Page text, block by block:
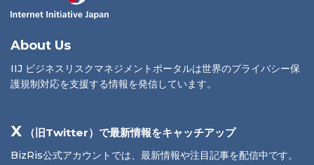
About Us
IIJ ビジネスリスクマネジメントポータルは世界のプライバシー保
護規制対応を支援する情報を発信しています。
X （旧Twitter）で最新情報をキャッチアップ
BizRis公式アカウントでは、最新情報や注目記事を配信中です。